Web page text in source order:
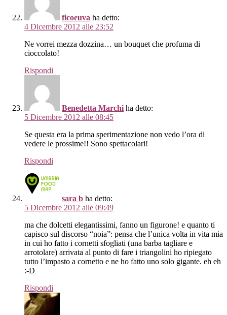
ficoeuva ha detto:
4 Dicembre 2012 alle 23:52
Ne vorrei mezza dozzina… un bouquet che profuma di
cioccolato!
Rispondi
Benedetta Marchi ha detto:
5 Dicembre 2012 alle 08:45
Se questa era la prima sperimentazione non vedo l’ora di
vedere le prossime!! Sono spettacolari!
Rispondi
sara b ha detto:
5 Dicembre 2012 alle 09:49
ma che dolcetti elegantissimi, fanno un figurone! e quanto ti
capisco sul discorso “noia”: pensa che l’unica volta in vita mia
in cui ho fatto i cornetti sfogliati (una barba tagliare e
arrotolare) arrivata al punto di fare i triangolini ho ripiegato
tutto l’impasto a cornetto e ne ho fatto uno solo gigante. eh eh
:-D
Rispondi